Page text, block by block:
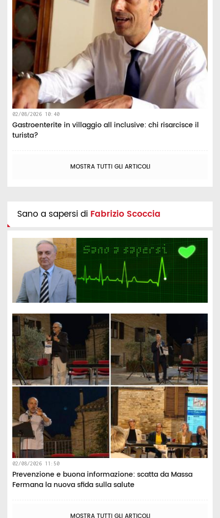
02/08/2026 10:40
Gastroenterite in villaggio all inclusive: chi risarcisce il
turista?
MOSTRA TUTTI GLI ARTICOLI
Sano a sapersi di Fabrizio Scoccia
02/08/2026 11:50
Prevenzione e buona informazione: scatta da Massa
Fermana la nuova sfida sulla salute